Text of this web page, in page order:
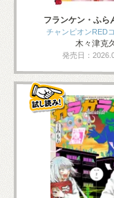
フランケン・ふ
チャンピオンRED
木々津克
発売日：